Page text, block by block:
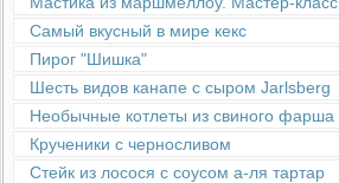
Самый вкусный в мире кекс
Пирог "Шишка"
Шесть видов канапе с сыром Jarlsberg
Необычные котлеты из свиного фарша
Крученики с черносливом
Стейк из лосося с соусом а-ля тартар